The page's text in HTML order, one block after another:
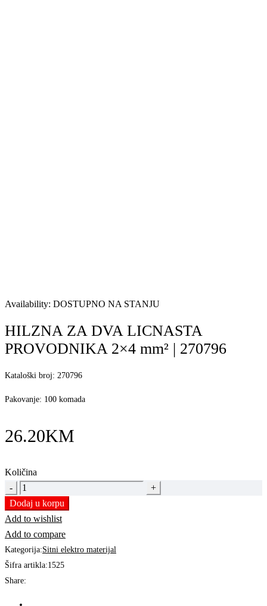
Availability: DOSTUPNO NA STANJU
HILZNA ZA DVA LICNASTA
PROVODNIKA 2×4 mm² | 270796
Kataloški broj: 270796
Pakovanje: 100 komada
26.20KM
Količina
HILZNA
ZA
DVA
LICNASTA
PROVODNIKA
2x4
mm²
Dodaj u korpu
Add to wishlist
Add to compare
Kategorija:Sitni elektro materijal
Šifra artikla:1525
Share: